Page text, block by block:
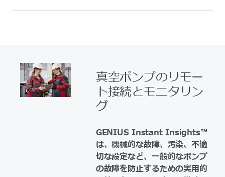
真空ポンプのリモー
ト接続とモニタリン
グ
GENIUS Instant Insights™
は、機械的な故障、汚染、不適
切な設定など、一般的なポンプ
の故障を防止するための実用的